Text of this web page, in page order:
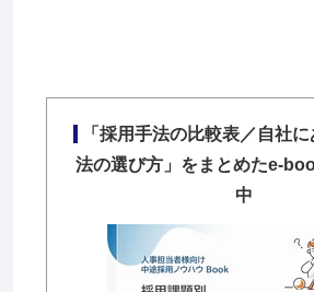
「採用手法の比較表／自社
法の選び方」をまとめたe-
中